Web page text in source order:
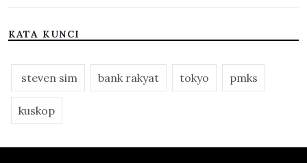
KATA KUNCI
steven sim bank rakyat tokyo pmks
kuskop